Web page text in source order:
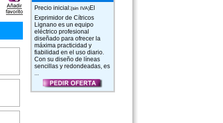
Precio inicial:(sin IVA)El
Exprimidor de Cítricos
Lignano es un equipo
eléctrico profesional
diseñado para ofrecer la
máxima practicidad y
fiabilidad en el uso diario.
Con su diseño de líneas
sencillas y redondeadas, es
...